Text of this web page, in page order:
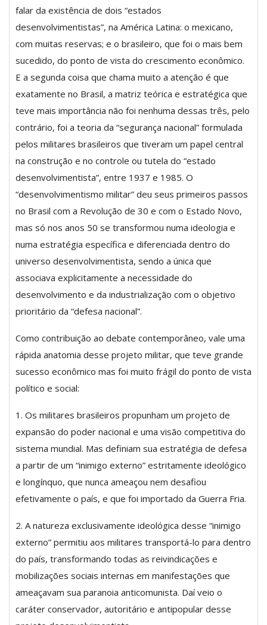
falar da existência de dois “estados
desenvolvimentistas”, na América Latina: o mexicano,
com muitas reservas; e o brasileiro, que foi o mais bem
sucedido, do ponto de vista do crescimento econômico.
E a segunda coisa que chama muito a atenção é que
exatamente no Brasil, a matriz teórica e estratégica que
teve mais importância não foi nenhuma dessas três, pelo
contrário, foi a teoria da “segurança nacional” formulada
pelos militares brasileiros que tiveram um papel central
na construção e no controle ou tutela do “estado
desenvolvimentista”, entre 1937 e 1985. O
“desenvolvimentismo militar” deu seus primeiros passos
no Brasil com a Revolução de 30 e com o Estado Novo,
mas só nos anos 50 se transformou numa ideologia e
numa estratégia específica e diferenciada dentro do
universo desenvolvimentista, sendo a única que
associava explicitamente a necessidade do
desenvolvimento e da industrialização com o objetivo
prioritário da “defesa nacional”.
Como contribuição ao debate contemporâneo, vale uma
rápida anatomia desse projeto militar, que teve grande
sucesso econômico mas foi muito frágil do ponto de vista
político e social:
1. Os militares brasileiros propunham um projeto de
expansão do poder nacional e uma visão competitiva do
sistema mundial. Mas definiam sua estratégia de defesa
a partir de um “inimigo externo” estritamente ideológico
e longínquo, que nunca ameaçou nem desafiou
efetivamente o país, e que foi importado da Guerra Fria.
2. A natureza exclusivamente ideológica desse “inimigo
externo” permitiu aos militares transportá-lo para dentro
do país, transformando todas as reivindicações e
mobilizações sociais internas em manifestações que
ameaçavam sua paranoia anticomunista. Daí veio o
caráter conservador, autoritário e antipopular desse